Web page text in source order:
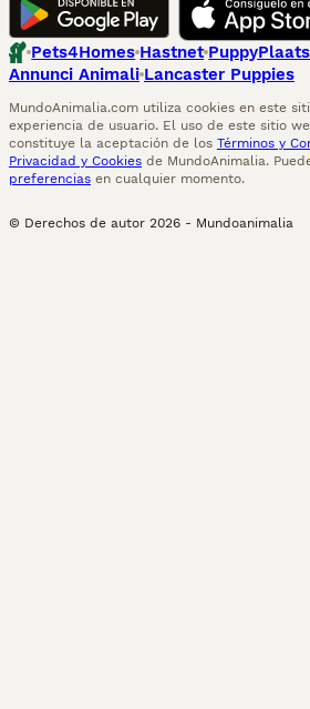
Pets4Homes Hastnet PuppyPlaats
Annunci Animali Lancaster Puppies
MundoAnimalia.com utiliza cookies en este
experiencia de usuario. El uso de este sitio
constituye la aceptación de los Términos y
Privacidad y Cookies de MundoAnimalia.
preferencias en cualquier momento.
© Derechos de autor 2026 - Mundoanimalia